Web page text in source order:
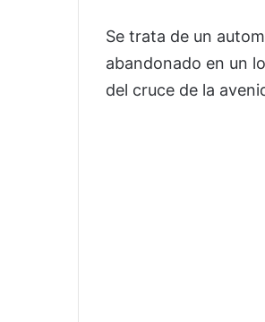
Se trata de un
abandonado en un
del cruce de la